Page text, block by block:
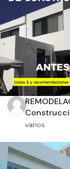
varios